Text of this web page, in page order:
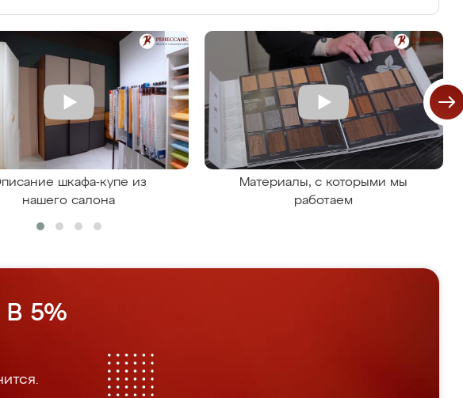
шкафа-купе из
нашего салона
Материалы, с которыми мы
работаем
5%